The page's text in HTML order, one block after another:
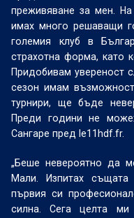
преживяване за мен.
имах много решаващи
големия клуб в
страхотна форма, като
Придобивам увереност
сезон имам
турнири, ще бъде
Преди години не
Сангаре пред le11hdf.fr.
„Беше невероятно да
Мали. Изпитах същата
първия си
силна. Сега целта